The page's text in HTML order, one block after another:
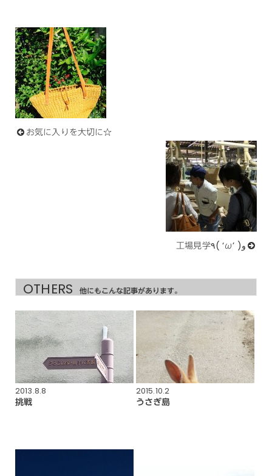
お気に入りを大切に☆
工場見学٩( ‘ω’ )و
OTHERS 他にもこんな記事があります。
2013.8.8
挑戦
2015.10.2
うさぎ島